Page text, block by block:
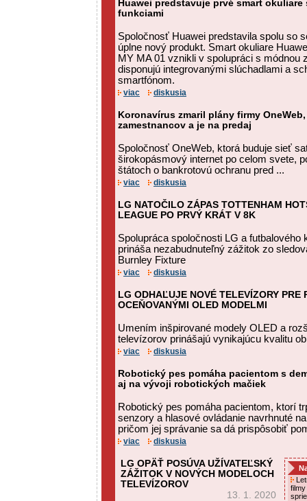
Huawei predstavuje prvé smart
funkciami
Spoločnosť Huawei predstavila spolu so
úplne nový produkt. Smart okuliare
MY MA 01 vznikli v spolupráci s módnou
disponujú integrovanými slúchadlami a
smartfónom.
viac diskusia
Koronavírus zmaril plány firmy
zamestnancov a je na predaj
Spoločnosť OneWeb, ktorá buduje sieť
širokopásmový internet po celom svete,
štátoch o bankrotovú ochranu pred ...
viac diskusia
LG NATOČILO ZÁPAS TOTTENHAM
LEAGUE PO PRVÝ KRÁT V 8K
Spolupráca spoločnosti LG a futbalového
prináša nezabudnuteľný zážitok zo
Burnley Fixture
viac diskusia
LG ODHAĽUJE NOVÉ TELEVÍZORY PRE
OCEŇOVANÝMI OLED MODELMI
Umením inšpirované modely OLED a
televízorov prinášajú vynikajúcu kvalitu
viac diskusia
Robotický pes pomáha pacientom s
aj na vývoji robotických mačiek
Robotický pes pomáha pacientom, ktorí
senzory a hlasové ovládanie navrhnuté
pričom jej správanie sa dá prispôsobiť
viac diskusia
LG OPÄŤ POSÚVA UŽÍVATEĽSKÝ
ZÁŽITOK V NOVÝCH MODELOCH
TELEVÍZOROV
13. 1. 2020